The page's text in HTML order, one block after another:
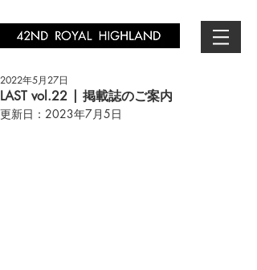
LAST vol.22 | 掲載誌のご案内
2022年5月27日
更新日： 2023年7月5日